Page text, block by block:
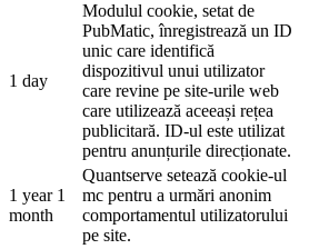
1 day
Modulul cookie, setat de
PubMatic, înregistrează un ID
unic care identifică
dispozitivul unui utilizator
care revine pe site-urile web
care utilizează aceeași rețea
publicitară. ID-ul este utilizat
pentru anunțurile direcționate.
1 year 1
month
Quantserve setează cookie-ul
mc pentru a urmări anonim
comportamentul utilizatorului
pe site.